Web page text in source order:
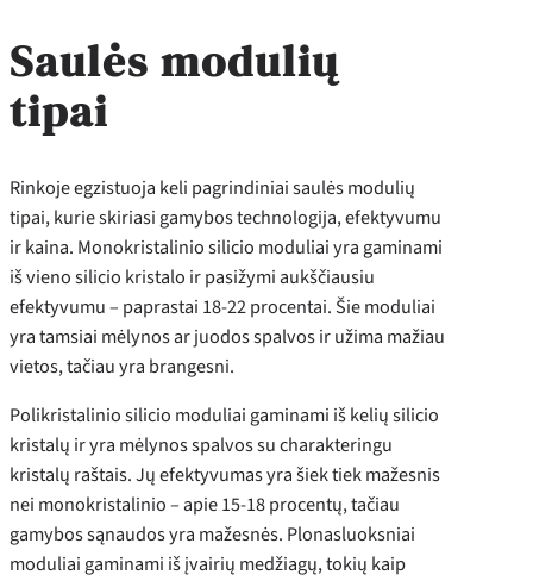
Saulės modulių
tipai
Rinkoje egzistuoja keli pagrindiniai saulės modulių
tipai, kurie skiriasi gamybos technologija, efektyvumu
ir kaina. Monokristalinio silicio moduliai yra gaminami
iš vieno silicio kristalo ir pasižymi aukščiausiu
efektyvumu – paprastai 18-22 procentai. Šie moduliai
yra tamsiai mėlynos ar juodos spalvos ir užima mažiau
vietos, tačiau yra brangesni.
Polikristalinio silicio moduliai gaminami iš kelių silicio
kristalų ir yra mėlynos spalvos su charakteringu
kristalų raštais. Jų efektyvumas yra šiek tiek mažesnis
nei monokristalinio – apie 15-18 procentų, tačiau
gamybos sąnaudos yra mažesnės. Plonasluoksniai
moduliai gaminami iš įvairių medžiagų, tokių kaip